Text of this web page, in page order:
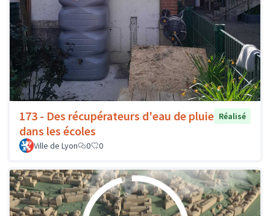
173 - Des récupérateurs d'eau de pluie
dans les écoles
Réalisé
Ville de Lyon 0 0